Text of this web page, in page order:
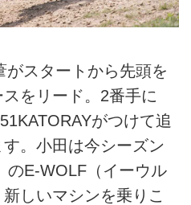
がスタートから先頭を
をリード。2番手に
がつけて追
。小田は今シーズン
のE-WOLF（イーウル
しいマシンを乗りこ